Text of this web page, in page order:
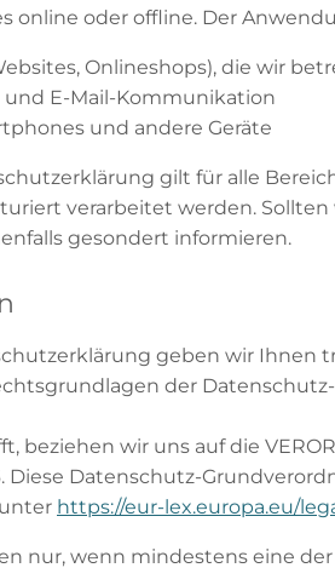
online oder offline. Der
Onlineshops), die wir
und E-Mail-Kommunikation
und andere Geräte
gilt für alle
verarbeitet werden.
gesondert informieren.
geben wir Ihnen
der
beziehen wir uns auf die
Diese Datenschutz-
https://eur-lex.europa.eu/
nur, wenn mindestens eine